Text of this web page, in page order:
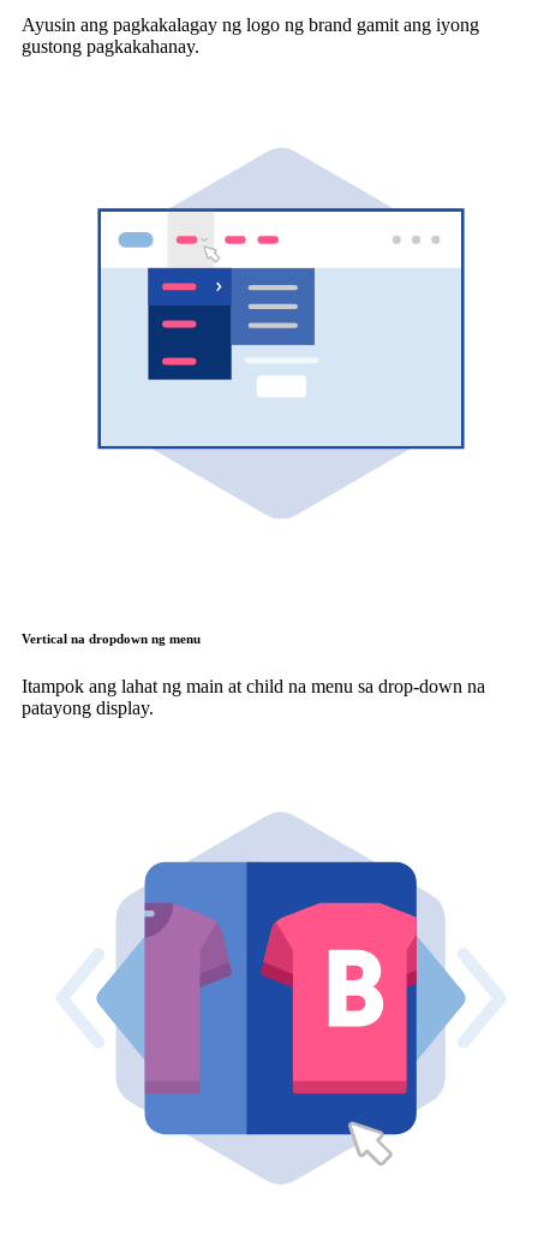
Ayusin ang pagkakalagay ng logo ng brand gamit ang iyong
gustong pagkakahanay.
Vertical na dropdown ng menu
Itampok ang lahat ng main at child na menu sa drop-down na
patayong display.